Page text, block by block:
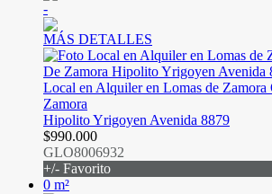
-
MÁS DETALLES
Local en Alquiler en Lomas de Zamora
Zamora
Hipolito Yrigoyen Avenida 8879
$990.000
GLO8006932
+/- Favorito
0 m²